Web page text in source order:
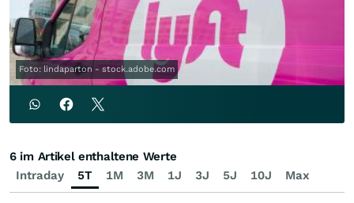
Foto: lindaparton - stock.adobe.com
Intraday 5T 1M 3M 1J 3J 5J 10J Max
6 im Artikel enthaltene Werte